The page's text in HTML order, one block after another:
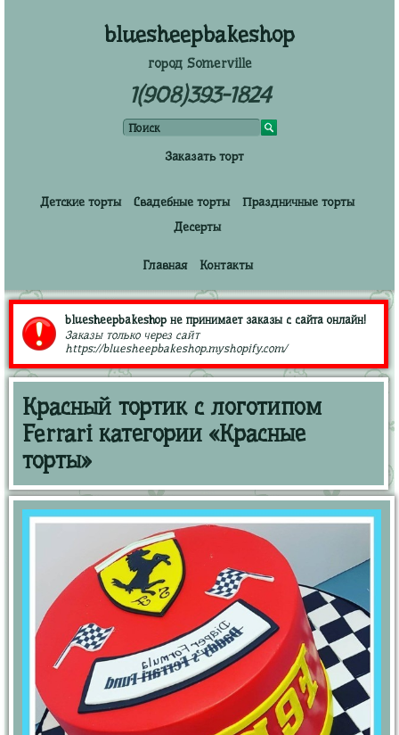
bluesheepbakeshop
город Somerville
1(908)393-1824
Заказать торт
Детские торты Свадебные торты
Праздничные торты
Десерты
Главная Контакты
bluesheepbakeshop не принимает заказы с сайта онлайн!
Заказы только через сайт
https://bluesheepbakeshop.myshopify.com/
Красный тортик с логотипом
Ferrari категории «Красные
торты»